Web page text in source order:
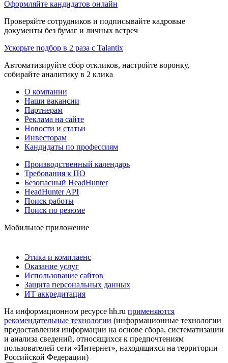
Оформляйте кандидатов онлайн
Проверяйте сотрудников и подписывайте кадровые
документы без бумаг и личных встреч
Ускорьте подбор в 2 раза с Talantix
Автоматизируйте сбор откликов, настройте воронку,
собирайте аналитику в 2 клика
О компании
Наши вакансии
Партнерам
Реклама на сайте
Новости и статьи
Инвесторам
Кандидаты по профессиям
Производственный календарь
Требования к ПО
Безопасный HeadHunter
HeadHunter API
Поиск работы
Поиск по резюме
Мобильное приложение
Этика и комплаенс
Оказание услуг
Использование сайтов
Защита персональных данных
ИТ аккредитация
На информационном ресурсе hh.ru применяются
рекомендательные технологии (информационные технологии
предоставления информации на основе сбора, систематизации
и анализа сведений, относящихся к предпочтениям
пользователей сети «Интернет», находящихся на территории
Российской Федерации)